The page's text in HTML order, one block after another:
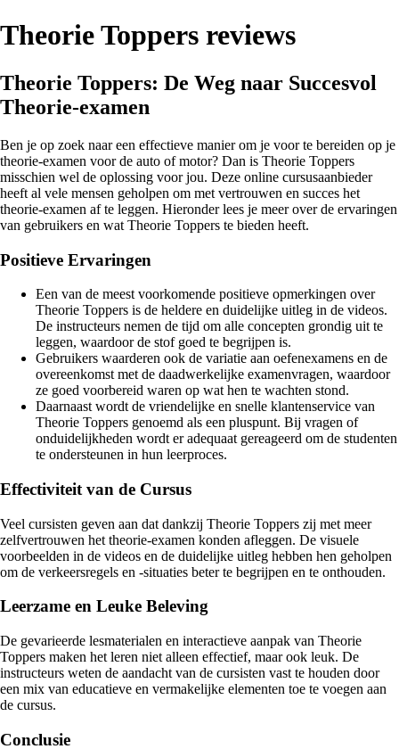
Theorie Toppers reviews
Theorie Toppers: De Weg naar Succesvol
Theorie-examen
Ben je op zoek naar een effectieve manier om je voor te bereiden op je
theorie-examen voor de auto of motor? Dan is Theorie Toppers
misschien wel de oplossing voor jou. Deze online cursusaanbieder
heeft al vele mensen geholpen om met vertrouwen en succes het
theorie-examen af te leggen. Hieronder lees je meer over de ervaringen
van gebruikers en wat Theorie Toppers te bieden heeft.
Positieve Ervaringen
Een van de meest voorkomende positieve opmerkingen over
Theorie Toppers is de heldere en duidelijke uitleg in de videos.
De instructeurs nemen de tijd om alle concepten grondig uit te
leggen, waardoor de stof goed te begrijpen is.
Gebruikers waarderen ook de variatie aan oefenexamens en de
overeenkomst met de daadwerkelijke examenvragen, waardoor
ze goed voorbereid waren op wat hen te wachten stond.
Daarnaast wordt de vriendelijke en snelle klantenservice van
Theorie Toppers genoemd als een pluspunt. Bij vragen of
onduidelijkheden wordt er adequaat gereageerd om de studenten
te ondersteunen in hun leerproces.
Effectiviteit van de Cursus
Veel cursisten geven aan dat dankzij Theorie Toppers zij met meer
zelfvertrouwen het theorie-examen konden afleggen. De visuele
voorbeelden in de videos en de duidelijke uitleg hebben hen geholpen
om de verkeersregels en -situaties beter te begrijpen en te onthouden.
Leerzame en Leuke Beleving
De gevarieerde lesmaterialen en interactieve aanpak van Theorie
Toppers maken het leren niet alleen effectief, maar ook leuk. De
instructeurs weten de aandacht van de cursisten vast te houden door
een mix van educatieve en vermakelijke elementen toe te voegen aan
de cursus.
Conclusie